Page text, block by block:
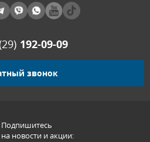
192-09-09
звонок
Подпишитесь
на новости и акции: